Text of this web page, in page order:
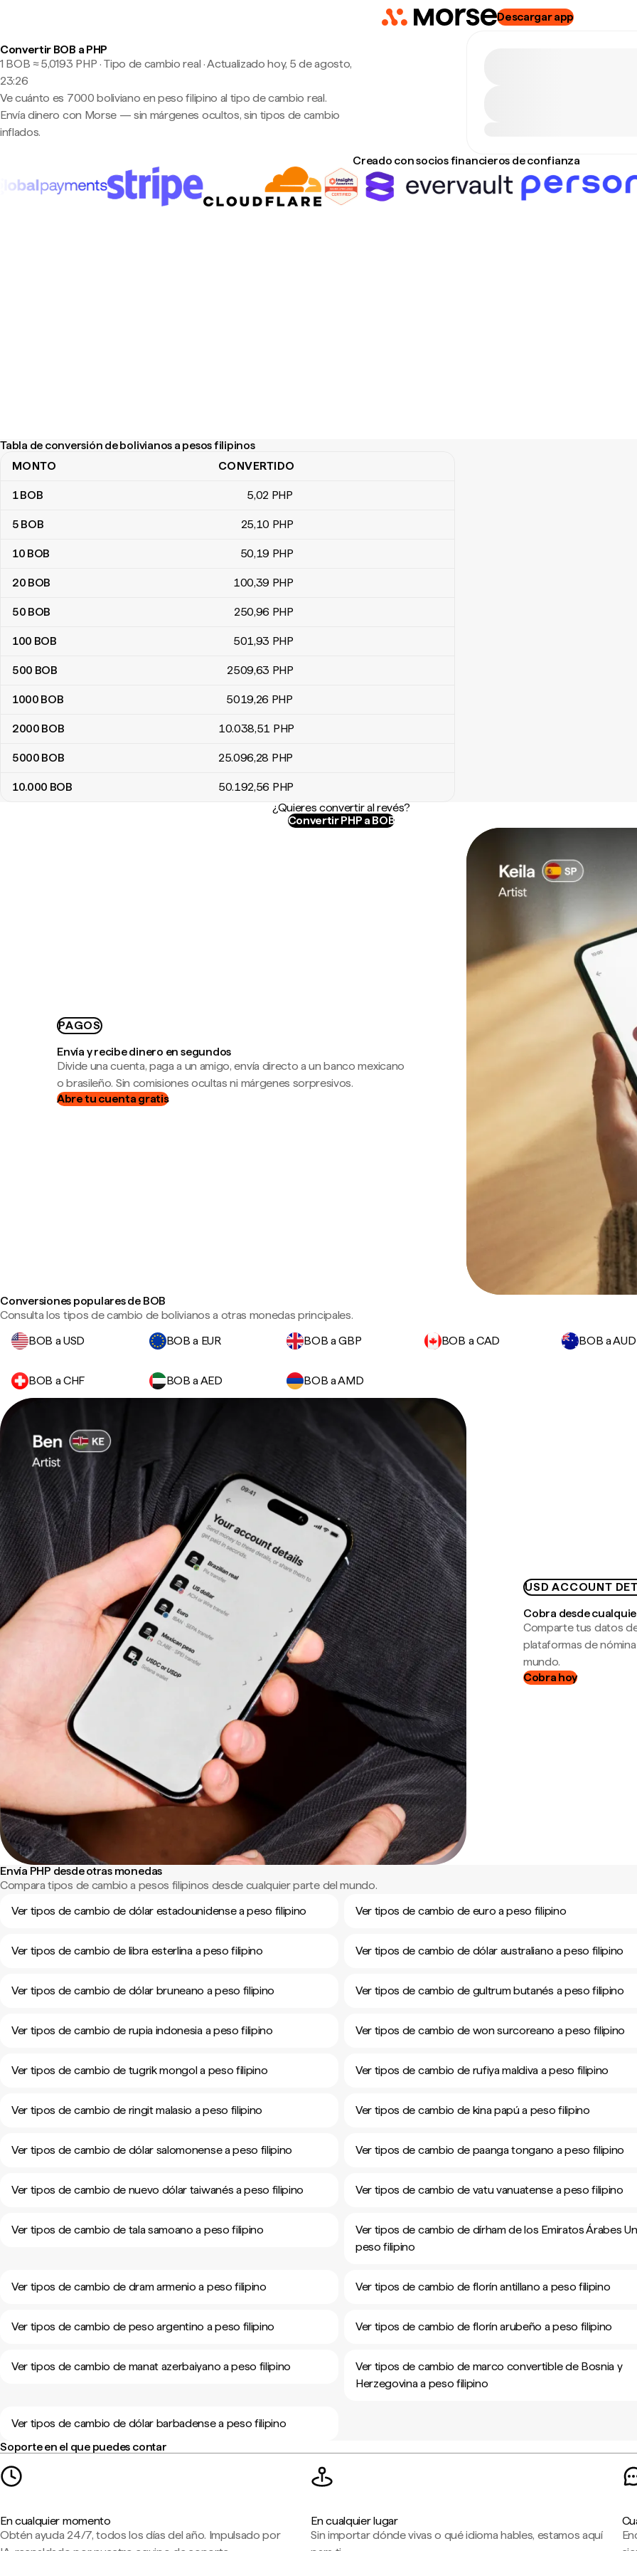
Descargar app
Convertir BOB a PHP
1 BOB ≈ 5,0193 PHP · Tipo de cambio real ·Actualizado hoy, 5 de agosto,
23:26
Ve cuánto es 7000 boliviano en peso filipino al tipo de cambio real.
Envía dinero con Morse — sin márgenes ocultos, sin tipos de cambio
inflados.
Creado con socios financieros de confianza
Tabla de conversión de bolivianos a pesos filipinos
Tabla de conversión de bolivianos a pesos filipinos
MONTO CONVERTIDO
1BOB 5,02 PHP
5 BOB 25,10 PHP
10 BOB 50,19 PHP
20 BOB 100,39 PHP
50 BOB 250,96 PHP
100 BOB 501,93 PHP
500 BOB 2509,63 PHP
1000 BOB 5019,26 PHP
2000 BOB 10.038,51 PHP
5000 BOB 25.096,28 PHP
10.000 BOB 50.192,56 PHP
¿Quieres convertir al revés?
Convertir PHP a BOB
PAGOS
Envía y recibe dinero en segundos
Divide una cuenta, paga a un amigo, envía directo a un banco mexicano
o brasileño. Sin comisiones ocultas ni márgenes sorpresivos.
Abre tu cuenta gratis
Conversiones populares de BOB
Consulta los tipos de cambio de bolivianos a otras monedas principales.
BOB a USD
BOB a EUR BOB a GBP BOB a CAD BOB a AUD
BOB a CHF BOB a AED BOB a AMD
USD ACCOUNT
Cobra desde
Comparte tus datos
plataformas de
mundo.
Cobra hoy
Envía PHP desde otras monedas
Compara tipos de cambio a pesos filipinos desde cualquier parte del mundo.
Ver tipos de cambio de dólar estadounidense a peso filipino
Ver tipos de cambio de euro a peso filipino
Ver tipos de cambio de libra esterlina a peso filipino Ver tipos de cambio de dólar australiano a peso filipino
Ver tipos de cambio de dólar bruneano a peso filipino Ver tipos de cambio de gultrum butanés a peso filipino
Ver tipos de cambio de rupia indonesia a peso filipino Ver tipos de cambio de won surcoreano a peso filipino
Ver tipos de cambio de tugrik mongol a peso filipino Ver tipos de cambio de rufiya maldiva a peso filipino
Ver tipos de cambio de ringit malasio a peso filipino Ver tipos de cambio de kina papú a peso filipino
Ver tipos de cambio de dólar salomonense a peso filipino Ver tipos de cambio de paanga tongano a peso filipino
Ver tipos de cambio de nuevo dólar taiwanés a peso filipino Ver tipos de cambio de vatu vanuatense a peso filipino
Ver tipos de cambio de tala samoano a peso filipino
Ver tipos de cambio de dírham de los Emiratos Árabes
peso filipino
Ver tipos de cambio de dram armenio a peso filipino Ver tipos de cambio de florín antillano a peso filipino
Ver tipos de cambio de peso argentino a peso filipino Ver tipos de cambio de florín arubeño a peso filipino
Ver tipos de cambio de manat azerbaiyano a peso filipino
Ver tipos de cambio de marco convertible de Bosnia y
Herzegovina a peso filipino
Ver tipos de cambio de dólar barbadense a peso filipino
Soporte en el que puedes contar
En cualquier momento
Obtén ayuda 24/7, todos los días del año. Impulsado por
En cualquier lugar
Sin importar dónde vivas o qué idioma hables, estamos aquí